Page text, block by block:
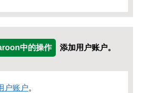
中的操作 添加用户账户。
户账户。